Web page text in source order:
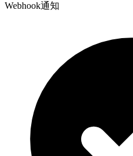
Webhook通知